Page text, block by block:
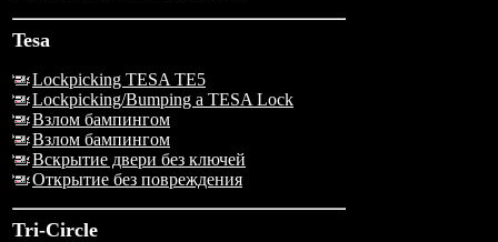
Tesa
Lockpicking TESA TE5
Lockpicking/Bumping a TESA Lock
Взлом бампингом
Взлом бампингом
Вскрытие двери без ключей
Открытие без повреждения
Tri-Circle